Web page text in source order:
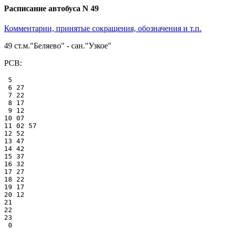
Расписание автобуса N 49
Комментарии, принятые сокращения, обозначения и т.п.
49 ст.м."Беляево" - сан."Узкое"
РСВ:
5
6 27
7 22
8 17
9 12
10 07
11 02 57
12 52
13 47
14 42
15 37
16 32
17 27
18 22
19 17
20 12
21
22
23
0